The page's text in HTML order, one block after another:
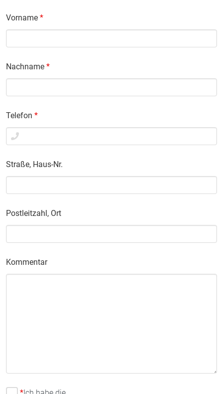
Vorname *
Nachname *
Telefon *
Straße, Haus-Nr.
Postleitzahl, Ort
Kommentar